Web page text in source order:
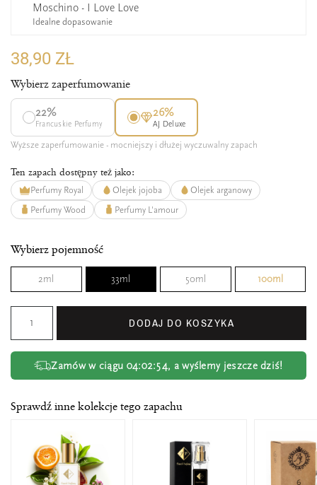
Moschino - I Love Love
Idealne dopasowanie
38,90 ZŁ
Wybierz zaperfumowanie
22%
Francuskie Perfumy
26%
AJ Deluxe
Wyższe zaperfumowanie - mocniejszy i dłużej wyczuwalny zapach
Ten zapach dostępny też jako:
Perfumy Royal Olejek jojoba
Olejek arganowy
Perfumy Wood
Perfumy L'amour
Wybierz pojemność
2ml 33ml 50ml 100ml
DODAJ DO KOSZYKA
Zamów w ciągu 04:02:54, a wyślemy jeszcze dziś!
Sprawdź inne kolekcje tego zapachu